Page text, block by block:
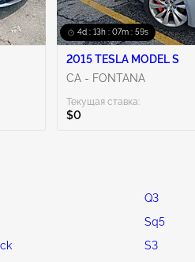
4d : 13h : 07m : 58s
2015 TESLA MODEL S
CA - FONTANA
Текущая ставка:
$0
Q3
Sq5
S3